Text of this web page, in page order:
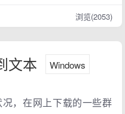
浏览(2053)
文本 Windows
，在网上下载的一些群